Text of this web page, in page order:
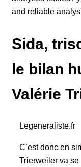
and reliable
Sida,
le bilan
Valérie
Legeneraliste.fr
C’est donc en
Trierweiler va